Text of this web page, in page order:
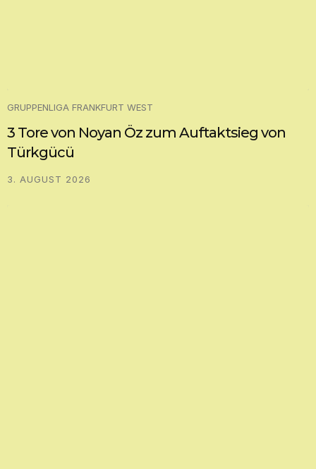
GRUPPENLIGA FRANKFURT WEST
3 Tore von Noyan Öz zum Auftaktsieg von
Türkgücü
3. AUGUST 2026